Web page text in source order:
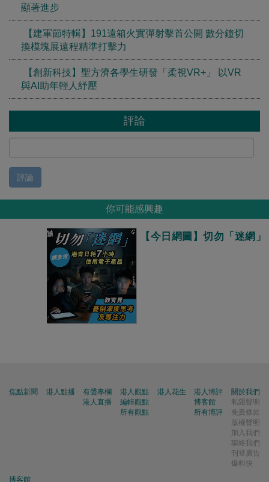
顯著進步
【建軍節特輯】191遠箱火實彈射擊首公開 數分鐘切
換模塊展遠程精準打擊力
【創新科技】聖方濟各學生研發「柔視VR+」 以VR
與AI助年輕人紓壓
評論
評論
你可能感興趣
【今日網圖】切勿「迷網」
焦點新聞 港人點播
有聲專欄
港人直播
港人觀點
編輯觀點
所有觀點
港人花生
港人博評
博客館
所有博評
關於我們
私隱聲明
免責條款
版權聲明
加入我們
聯絡我們
刊登廣告
爆料快
博客館